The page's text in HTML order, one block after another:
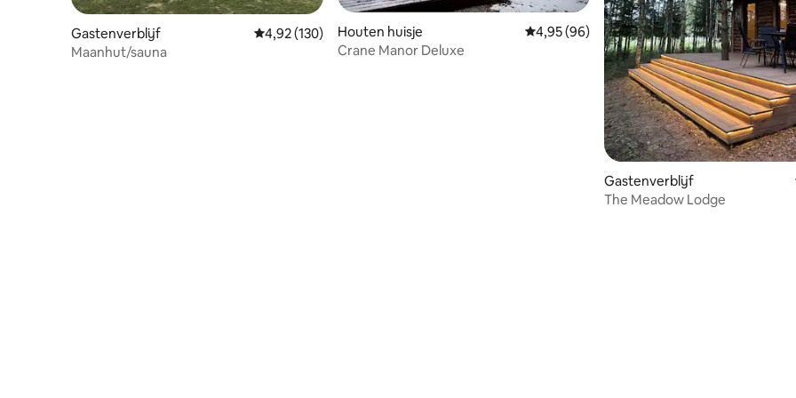
Gastenverblijf Gemiddelde beoordeling van 4,92 op 5, 130 recensies
4,92 (130)
Maanhut/sauna
Houten huisje Gemiddelde beoordeling van 4,95 op 5, 96
4,95 (96)
Crane Manor Deluxe
Gastenverblijf
The Meadow Lodge